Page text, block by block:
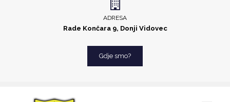
ADRESA
Rade Končara 9, Donji Vidovec
Gdje smo?